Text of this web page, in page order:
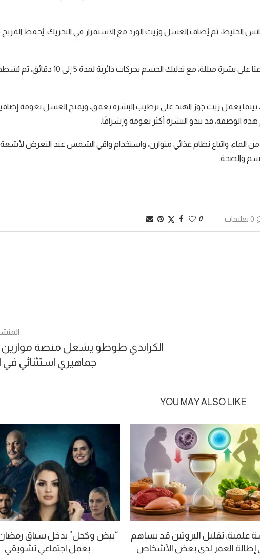
الخليط، ثم يُضاف العسل وزيت الورد مع الاستمرار في التحريك. يُحفظ
طريقة الاستخدام:يُستخدم الخليط مرة أو مرتين أسبوعيًا على بشرة مبللة، مع تدليك الجسم بحركات دائرية لمدة 5 إلى
بينما يعمل زيت جوز الهند على ترطيب البشرة بعمق، ويمنح العسل نعومة
الوصفة، قد تبدو البشرة أكثر نعومة وإشراقًا.
الماء، واتباع نظام غذائي متوازن، واستخدام واقي الشمس عند التعرض لأشعة
والصحة.
0 تعليقات 0
الكراندي طوطو يشعل منصة
جماهيري استثنائي في
YOU MAY ALSO LIKE
علمية: تقليل البروتين قد يساهم
إطالة العمر لدى بعض الأشخاص
بعمل اجتماعي تشويقي